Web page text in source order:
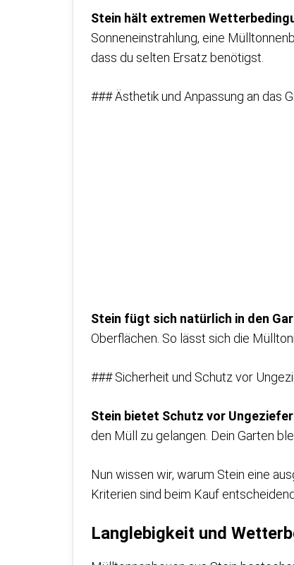
Stein hält extremen
Sonneneinstrahlung, eine
dass du selten Ersatz benötigst.
### Ästhetik und Anpassung an das
Stein fügt sich natürlich in den
Oberflächen. So lässt sich die
### Sicherheit und Schutz vor
Stein bietet Schutz vor Ungeziefer
den Müll zu gelangen. Dein Garten
Nun wissen wir, warum Stein eine
Kriterien sind beim Kauf
Langlebigkeit und